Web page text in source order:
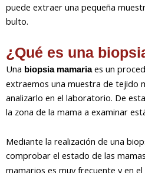
puede extraer una pequeña
bulto.
¿Qué es una
Una biopsia mamariaes un
extraemos una muestra de tejido
analizarlo en el laboratorio. De
la zona de la mama a examinar
Mediante la realización de una
comprobar el estado de las
mamarios es muy frecuente y en